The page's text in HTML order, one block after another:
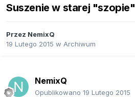
Suszenie w starej "szopie"
Przez NemixQ
19 Lutego 2015 w Archiwum
NemixQ
Opublikowano 19 Lutego 2015